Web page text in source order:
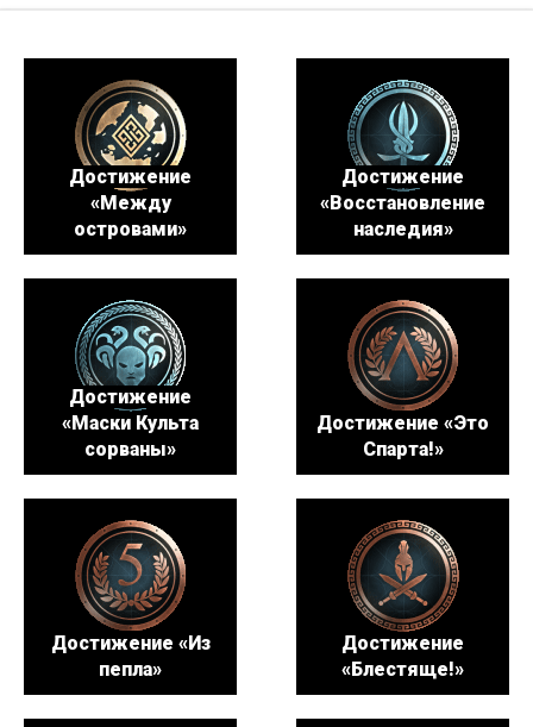
Достижение
«Между
островами»
Достижение
«Восстановление
наследия»
Достижение
«Маски Культа
сорваны»
Достижение «Это
Спарта!»
Достижение «Из
пепла»
Достижение
«Блестяще!»